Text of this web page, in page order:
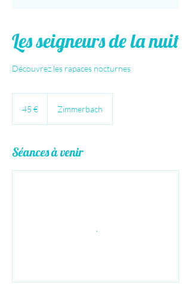
Les seigneurs de la nuit
Découvrez les rapaces nocturnes
45 € Zimmerbach
Séances à venir